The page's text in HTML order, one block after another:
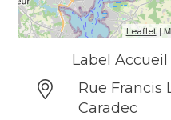
Leaflet|
Label Accueil
Rue Francis
Caradec